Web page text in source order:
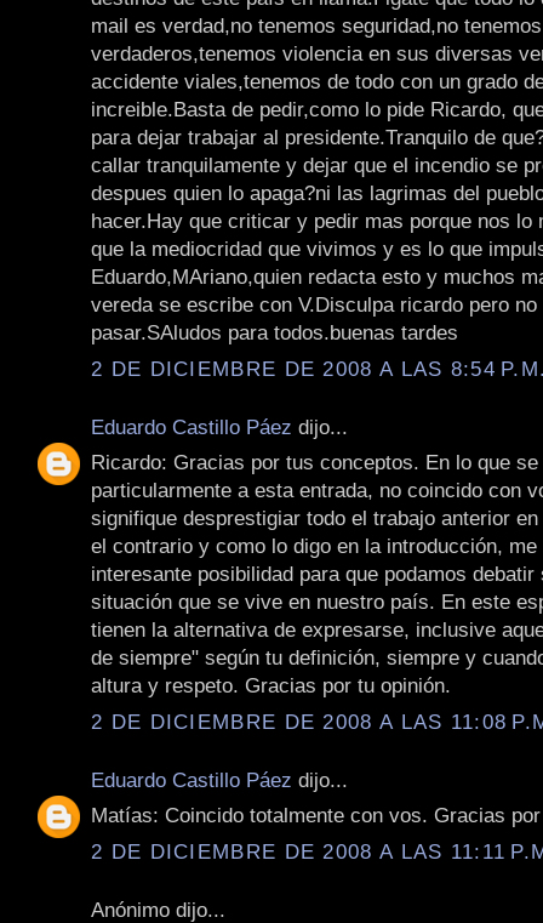
mail es verdad,no tenemos seguridad,no
verdaderos,tenemos violencia en sus diversas
accidente viales,tenemos de todo con un grado
increible.Basta de pedir,como lo pide Ricardo,
para dejar trabajar al presidente.Tranquilo de
callar tranquilamente y dejar que el incendio se
despues quien lo apaga?ni las lagrimas del
hacer.Hay que criticar y pedir mas porque nos lo
que la mediocridad que vivimos y es lo que
Eduardo,MAriano,quien redacta esto y muchos
vereda se escribe con V.Disculpa ricardo pero
pasar.SAludos para todos.buenas tardes
2 DE DICIEMBRE DE 2008 A LAS 8:54
Eduardo Castillo Páez dijo...
Ricardo: Gracias por tus conceptos. En lo que
particularmente a esta entrada, no coincido con
signifique desprestigiar todo el trabajo anterior
el contrario y como lo digo en la introducción, me
interesante posibilidad para que podamos debatir
situación que se vive en nuestro país. En este
tienen la alternativa de expresarse, inclusive
de siempre" según tu definición, siempre y
altura y respeto. Gracias por tu opinión.
2 DE DICIEMBRE DE 2008 A LAS 11:08
Eduardo Castillo Páez dijo...
Matías: Coincido totalmente con vos. Gracias
2 DE DICIEMBRE DE 2008 A LAS 11:11
Anónimo dijo...